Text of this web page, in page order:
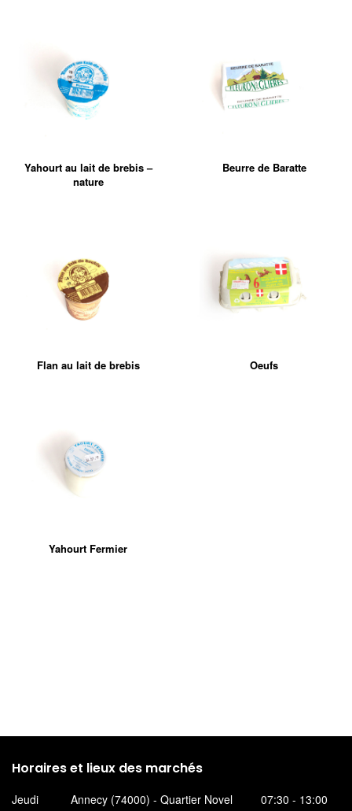
Yahourt au lait de brebis –
nature
Beurre de Baratte
Flan au lait de brebis Oeufs
Yahourt Fermier
Horaires et lieux des marchés
Jeudi Annecy (74000) - Quartier Novel 07:30 - 13:00